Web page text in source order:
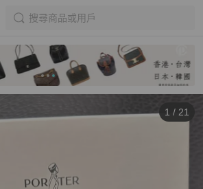
搜尋商品或用戶
1 / 21